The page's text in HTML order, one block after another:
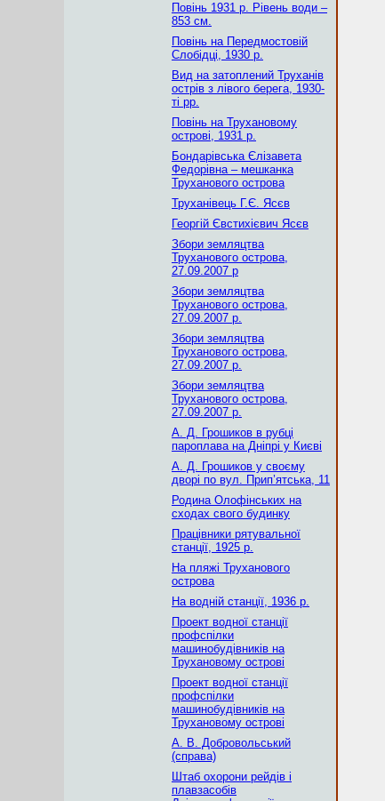
Повінь 1931 р. Рівень води –
853 см.
Повінь на Передмостовій
Слобідці, 1930 р.
Вид на затоплений Труханів
острів з лівого берега, 1930-
ті рр.
Повінь на Трухановому
острові, 1931 р.
Бондарівська Єлізавета
Федорівна – мешканка
Труханового острова
Труханівець Г.Є. Ясєв
Георгій Євстихієвич Ясєв
Збори земляцтва
Труханового острова,
27.09.2007 р
Збори земляцтва
Труханового острова,
27.09.2007 р.
Збори земляцтва
Труханового острова,
27.09.2007 р.
Збори земляцтва
Труханового острова,
27.09.2007 р.
А. Д. Грошиков в рубці
пароплава на Дніпрі у Києві
А. Д. Грошиков у своєму
дворі по вул. Прип’ятська, 11
Родина Олофінських на
сходах свого будинку
Працівники рятувальної
станції, 1925 р.
На пляжі Труханового
острова
На водній станції, 1936 р.
Проект водної станції
профспілки
машинобудівників на
Трухановому острові
Проект водної станції
профспілки
машинобудівників на
Трухановому острові
А. В. Добровольський
(справа)
Штаб охорони рейдів і
плавзасобів